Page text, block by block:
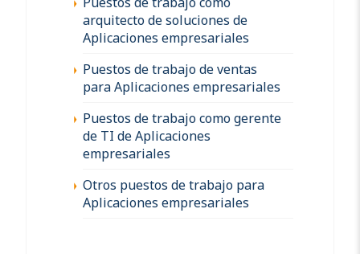
arquitecto de soluciones de
Aplicaciones empresariales
Puestos de trabajo de ventas
para Aplicaciones empresariales
Puestos de trabajo como gerente
de TI de Aplicaciones
empresariales
Otros puestos de trabajo para
Aplicaciones empresariales